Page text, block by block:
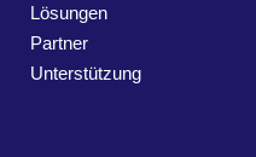
Lösungen
Partner
Unterstützung